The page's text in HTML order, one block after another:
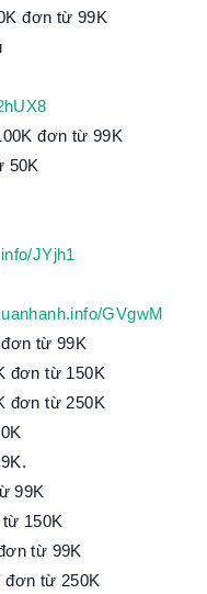
đơn từ 99K
đơn từ 99K
50K
JYjh1
GVgwM
từ 99K
đơn từ 150K
đơn từ 250K
99K
150K
từ 99K
đơn từ 250K